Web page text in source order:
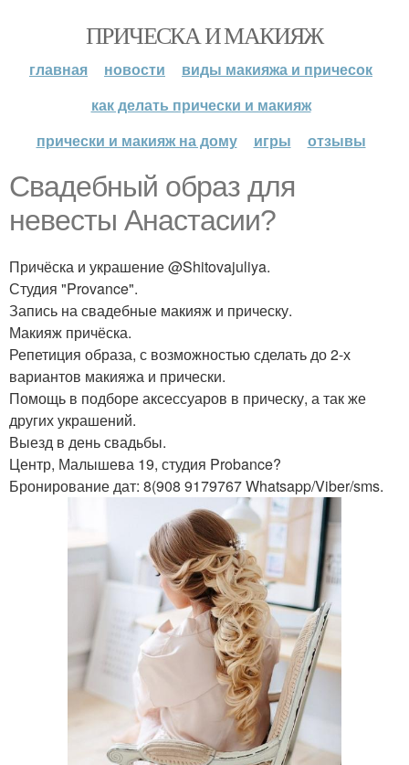
ПРИЧЕСКА И МАКИЯЖ
главная новости
виды макияжа и причесок
как делать прически и макияж
прически и макияж на дому
игры отзывы
Свадебный образ для
невесты Анастасии?
Причёска и украшение @Shitovajuliya.
Студия "Provance".
Запись на свадебные макияж и прическу.
Макияж причёска.
Репетиция образа, с возможностью сделать до 2-х
вариантов макияжа и прически.
Помощь в подборе аксессуаров в прическу, а так же
других украшений.
Выезд в день свадьбы.
Центр, Малышева 19, студия Probance?
Бронирование дат: 8(908 9179767 Whatsapp/Viber/sms.